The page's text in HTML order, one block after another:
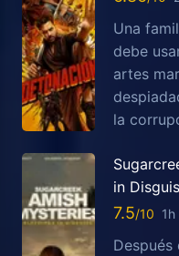
Una
debe
artes
la
in
7.5